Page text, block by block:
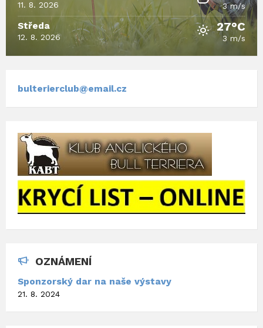
x
p
d
f
11. 8. 2026 3 m/s
Středa
12. 8. 2026
27°C
3 m/s
bulterierclub@email.cz
OZNÁMENÍ
Sponzorský dar na naše výstavy
21. 8. 2024